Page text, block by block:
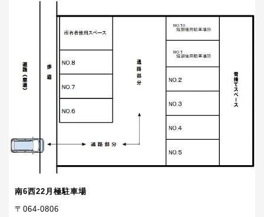
南6西22月極駐車場
〒064-0806